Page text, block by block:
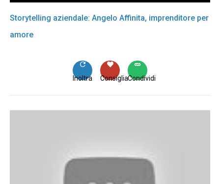
Storytelling aziendale: Angelo Affinita, imprenditore per
amore
Condividi
Consiglia
Inoltra